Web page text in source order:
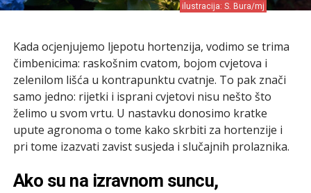
ilustracija: S. Bura/mj
Kada ocjenjujemo ljepotu hortenzija, vodimo se trima
čimbenicima: raskošnim cvatom, bojom cvjetova i
zelenilom lišća u kontrapunktu cvatnje. To pak znači
samo jedno: rijetki i isprani cvjetovi nisu nešto što
želimo u svom vrtu. U nastavku donosimo kratke
upute agronoma o tome kako skrbiti za hortenzije i
pri tome izazvati zavist susjeda i slučajnih prolaznika.
Ako su na izravnom suncu,